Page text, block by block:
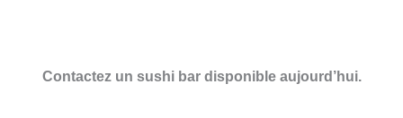
Contactez un sushi bar disponible aujourd’hui.